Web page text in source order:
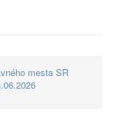
mesta SR